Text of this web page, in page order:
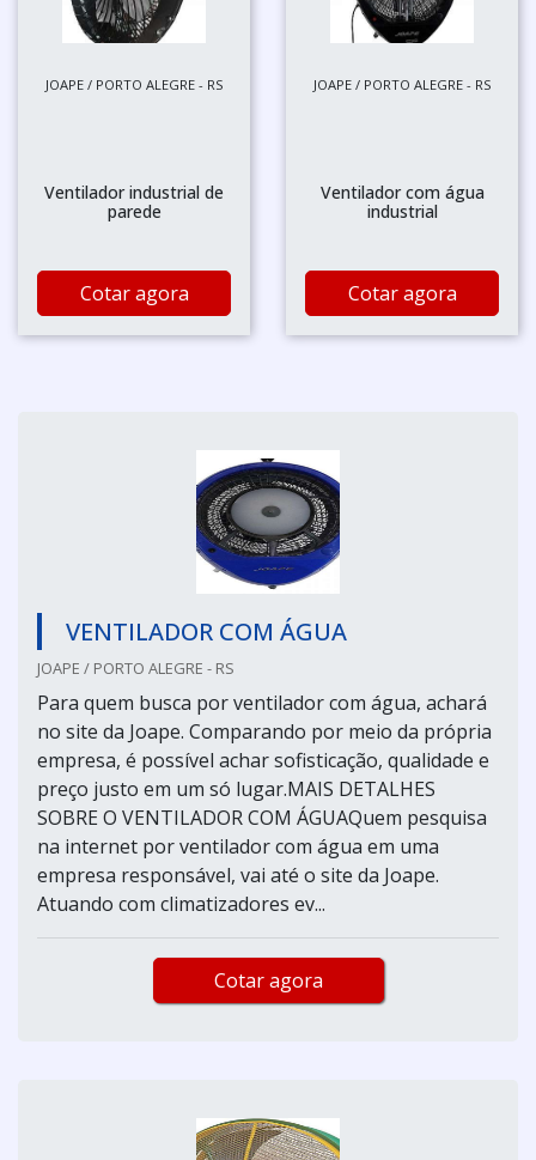
JOAPE / PORTO ALEGRE - RS
Ventilador industrial de
parede
Cotar agora
JOAPE / PORTO ALEGRE - RS
Ventilador com água
industrial
Cotar agora
VENTILADOR COM ÁGUA
JOAPE / PORTO ALEGRE - RS
Para quem busca por ventilador com água, achará
no site da Joape. Comparando por meio da própria
empresa, é possível achar sofisticação, qualidade e
preço justo em um só lugar.MAIS DETALHES
SOBRE O VENTILADOR COM ÁGUAQuem pesquisa
na internet por ventilador com água em uma
empresa responsável, vai até o site da Joape.
Atuando com climatizadores ev...
Cotar agora